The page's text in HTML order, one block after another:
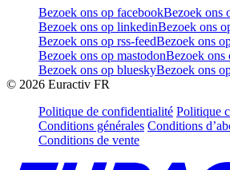
Bezoek ons op facebookBezoek ons
Bezoek ons op linkedinBezoek ons
Bezoek ons op rss-feedBezoek ons
Bezoek ons op mastodonBezoek ons
Bezoek ons op blueskyBezoek ons
© 2026 Euractiv FR
Politique de confidentialité Politique
Conditions générales Conditions
Conditions de vente